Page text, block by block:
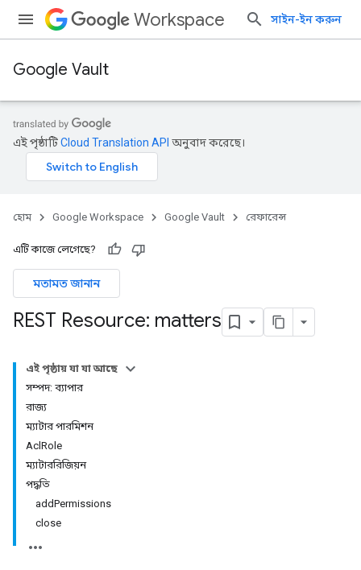
Workspace সাইন-ইন করুন
Google Vault
এই পৃষ্ঠাটিCloud Translation API অনুবাদ করেছে।
হোম Google Workspace Google Vault রেফারেন্স
এটি কাজে লেগেছে?
মতামত জানান
REST Resource: matters
এই পৃষ্ঠায় যা যা আছে
সম্পদ: ব্যাপার
রাজ্য
ম্যাটার পারমিশন
AclRole
ম্যাটাররিজিয়ন
পদ্ধতি
addPermissions
close